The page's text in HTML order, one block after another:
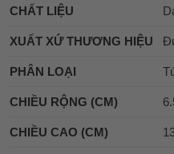
CHẤT LIỆU
XUẤT XỨ THƯƠNG HIỆU
PHÂN LOẠI
CHIỀU RỘNG (CM)
CHIỀU CAO (CM)